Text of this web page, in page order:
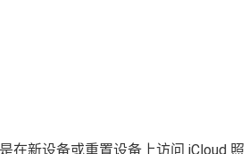
在新设备或重置设备上访问 iCloud 照